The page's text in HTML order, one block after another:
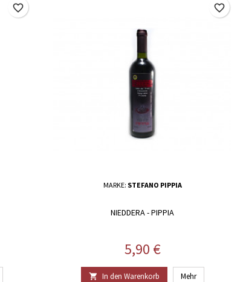
favorite_border
MARKE: STEFANO PIPPIA
NIEDDERA - PIPPIA
Preis
5,90 €
 In den Warenkorb Mehr
favorite_border